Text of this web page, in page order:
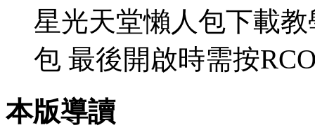
星光天堂懶人包下載
包 最後開啟時需按
本版導讀